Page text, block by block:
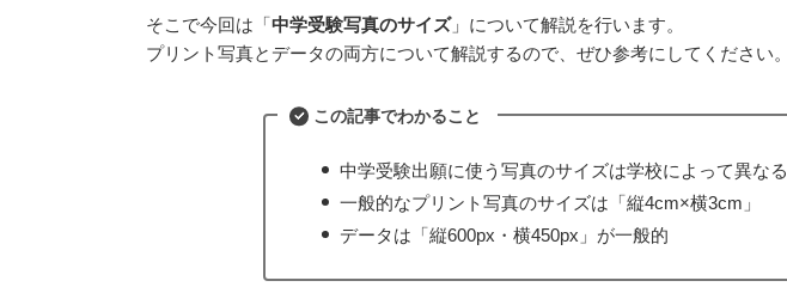
そこで今回は「中学受験写真のサイズ」について解説を行います。
プリント写真とデータの両方について解説するので、ぜひ参考にしてください。
この記事でわかること
中学受験出願に使う写真のサイズは学校によって異なる
一般的なプリント写真のサイズは「縦4cm×横3cm」
データは「縦600px・横450px」が一般的